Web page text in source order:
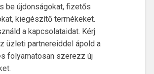
be újdonságokat, fizetős
kiegészítő termékeket.
a kapcsolataidat. Kérj
üzleti partnereiddel ápold a
folyamatosan szerezz új